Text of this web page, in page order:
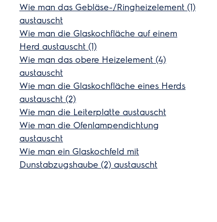
Wie man das Gebläse-/Ringheizelement (1)
austauscht
Wie man die Glaskochfläche auf einem
Herd austauscht (1)
Wie man das obere Heizelement (4)
austauscht
Wie man die Glaskochfläche eines Herds
austauscht (2)
Wie man die Leiterplatte austauscht
Wie man die Ofenlampendichtung
austauscht
Wie man ein Glaskochfeld mit
Dunstabzugshaube (2) austauscht